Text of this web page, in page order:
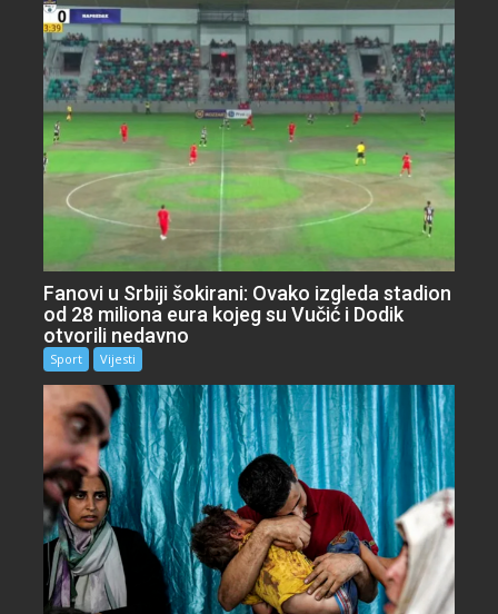
Fanovi u Srbiji šokirani: Ovako izgleda stadion
od 28 miliona eura kojeg su Vučić i Dodik
otvorili nedavno
Sport Vijesti